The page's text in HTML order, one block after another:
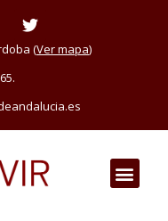
T
w
i
e
r
(Ver mapa)